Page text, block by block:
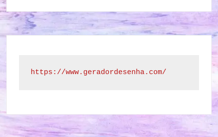
https://www.geradordesenha.com/